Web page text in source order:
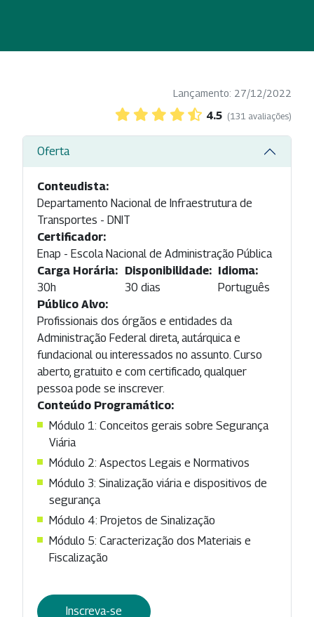
Lançamento: 27/12/2022
4.5 (131 avaliações)
Oferta
Conteudista:
Departamento Nacional de Infraestrutura de
Transportes - DNIT
Certificador:
Enap - Escola Nacional de Administração Pública
Carga Horária:
30h
Disponibilidade:
30 dias
Idioma:
Português
Público Alvo:
Profissionais dos órgãos e entidades da
Administração Federal direta, autárquica e
fundacional ou interessados no assunto. Curso
aberto, gratuito e com certificado, qualquer
pessoa pode se inscrever.
Conteúdo Programático:
Módulo 1: Conceitos gerais sobre Segurança
Viária
Módulo 2: Aspectos Legais e Normativos
Módulo 3: Sinalização viária e dispositivos de
segurança
Módulo 4: Projetos de Sinalização
Módulo 5: Caracterização dos Materiais e
Fiscalização
Inscreva-se